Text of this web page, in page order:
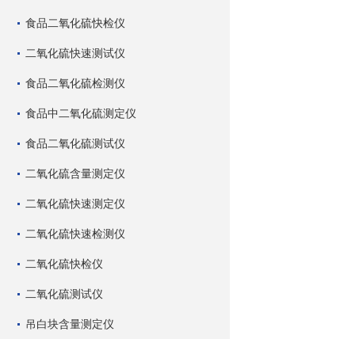
食品二氧化硫快检仪
二氧化硫快速测试仪
食品二氧化硫检测仪
食品中二氧化硫测定仪
食品二氧化硫测试仪
二氧化硫含量测定仪
二氧化硫快速测定仪
二氧化硫快速检测仪
二氧化硫快检仪
二氧化硫测试仪
吊白块含量测定仪